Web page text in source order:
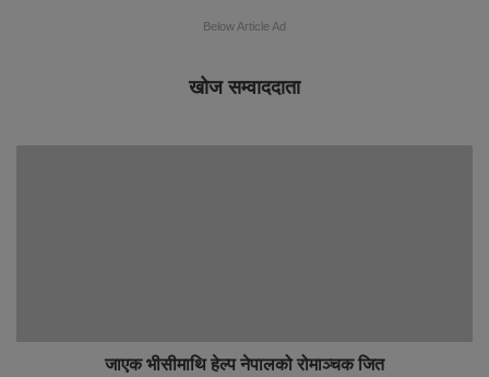
Below Article Ad
खोज सम्वाददाता
जाएक भीसीमाथि हेल्प नेपालको रोमाञ्चक जित